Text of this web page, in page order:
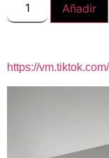
Añadir
https://